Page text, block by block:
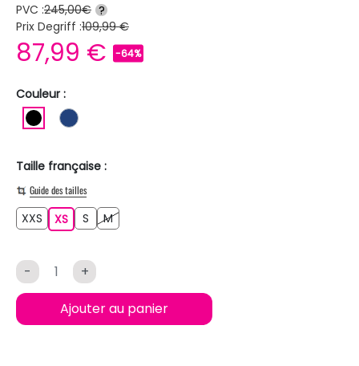
PVC :245,00€ ?
Prix Degriff :109,99 €
87,99 € -64%
Couleur :
NOIR BLEU FONCE
Taille française :
Guide des tailles
XXS XXSXSXS S MM
- +
Ajouter au panier